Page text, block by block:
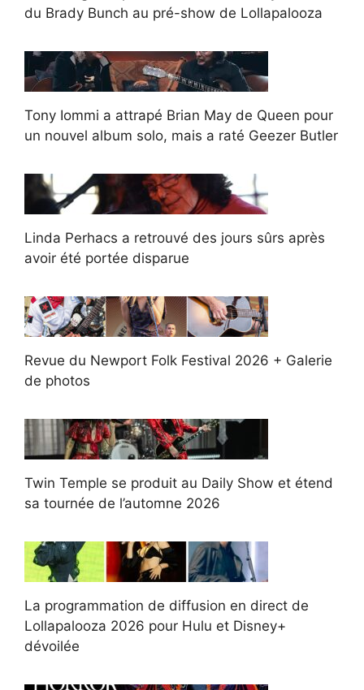
du Brady Bunch au pré-show de Lollapalooza
Tony Iommi a attrapé Brian May de Queen pour
un nouvel album solo, mais a raté Geezer Butler
Linda Perhacs a retrouvé des jours sûrs après
avoir été portée disparue
Revue du Newport Folk Festival 2026 + Galerie
de photos
Twin Temple se produit au Daily Show et étend
sa tournée de l’automne 2026
La programmation de diffusion en direct de
Lollapalooza 2026 pour Hulu et Disney+
dévoilée